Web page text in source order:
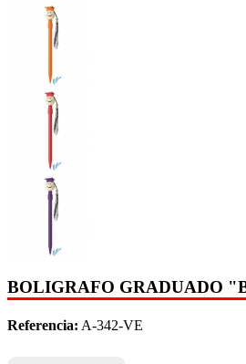
BOLIGRAFO GRADUADO
Referencia: A-342-VE